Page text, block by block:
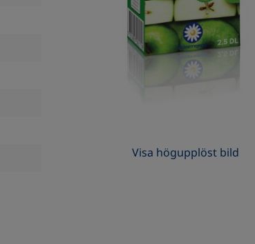
Visa högupplöst bild